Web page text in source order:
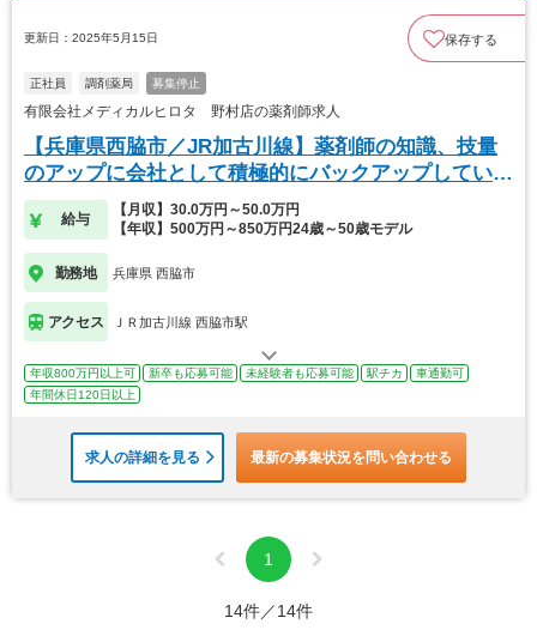
更新日：2025年5月15日 保存する
正社員 調剤薬局 募集停止
有限会社メディカルヒロタ 野村店の薬剤師求人
【兵庫県西脇市／JR加古川線】薬剤師の知識、技量
のアップに会社として積極的にバックアップしていま
す。
給与
【月収】30.0万円～50.0万円
【年収】500万円～850万円24歳～50歳モデル
勤務地 兵庫県 西脇市
アクセス ＪＲ加古川線 西脇市駅
年収800万円以上可 新卒も応募可能 未経験者も応募可能 駅チカ
車通勤可
年間休日120日以上
求人の詳細を見る 最新の募集状況を問い合わせる
1
14件／14件